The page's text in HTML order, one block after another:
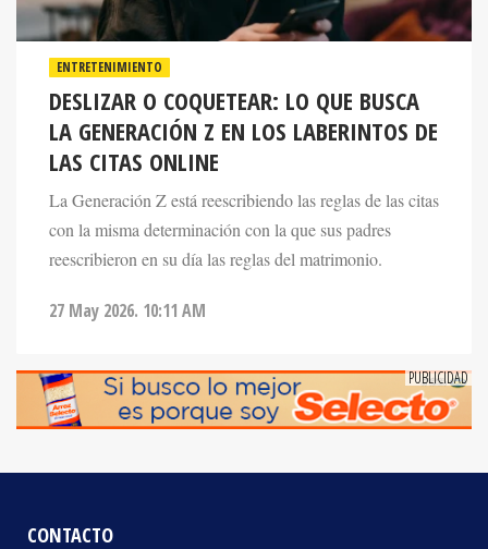
ENTRETENIMIENTO
DESLIZAR O COQUETEAR: LO QUE BUSCA
LA GENERACIÓN Z EN LOS LABERINTOS DE
LAS CITAS ONLINE
La Generación Z está reescribiendo las reglas de las citas
con la misma determinación con la que sus padres
reescribieron en su día las reglas del matrimonio.
CONTACTO